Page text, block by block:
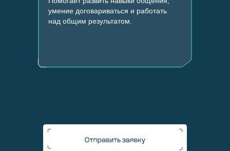
умение договариваться и работать
над общим результатом.
Образовательные кредиты
Образовательные кредиты